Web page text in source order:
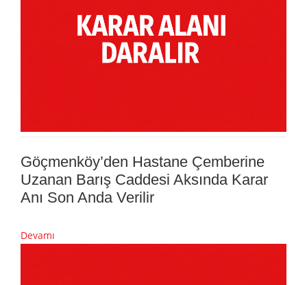
Göçmenköy’den Hastane Çemberine
Uzanan Barış Caddesi Aksında Karar
Anı Son Anda Verilir
Devamı